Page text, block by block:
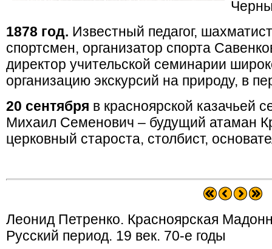
1878 год. Известный педагог,
спортсмен, организатор спорта
директор учительской семинарии
организацию экскурсий на природу, в
20 сентября в красноярской казачьей
Михаил Семенович – будущий атаман
церковный староста, столбист,
Леонид Петренко. Красноярская
Русский период. 19 век. 70-е годы